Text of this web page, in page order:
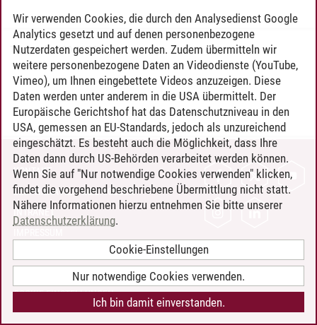
Timo Leder/30.06.2024
KONTAKT
LEUPHANA ALS ARBEITGEBER
INTRANET
BARRIEREFREIHEIT
COOKIE-EINSTELLUNGEN
Wir verwenden Cookies, die durch den Analysedienst Google
Analytics gesetzt und auf denen personenbezogene
Nutzerdaten gespeichert werden. Zudem übermitteln wir
weitere personenbezogene Daten an Videodienste (YouTube,
Vimeo), um Ihnen eingebettete Videos anzuzeigen. Diese
Daten werden unter anderem in die USA übermittelt. Der
Europäische Gerichtshof hat das Datenschutzniveau in den
USA, gemessen an EU-Standards, jedoch als unzureichend
eingeschätzt. Es besteht auch die Möglichkeit, dass Ihre
Daten dann durch US-Behörden verarbeitet werden können.
Wenn Sie auf "Nur notwendige Cookies verwenden" klicken,
findet die vorgehend beschriebene Übermittlung nicht statt.
Nähere Informationen hierzu entnehmen Sie bitte unserer
Datenschutzerklärung.
Cookie-Einstellungen
Nur notwendige Cookies verwenden.
Ich bin damit einverstanden.